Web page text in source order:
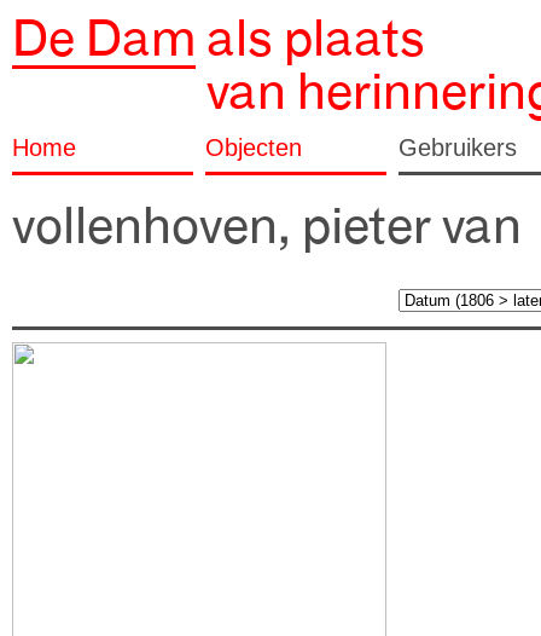
De Dam als plaats
van
Home Objecten Gebruikers
vollenhoven, pieter van